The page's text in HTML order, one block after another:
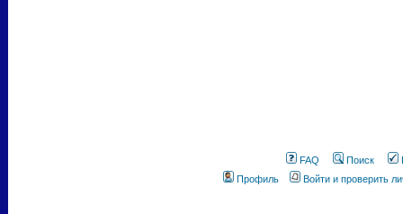
FAQ Поиск
Профиль
Войти и проверить